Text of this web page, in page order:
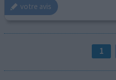
votre avis
1